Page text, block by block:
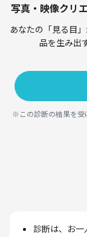
写真・映像クリ
あなたの「見る目
品を生み出
※この診断の結果を受
診断は、お一